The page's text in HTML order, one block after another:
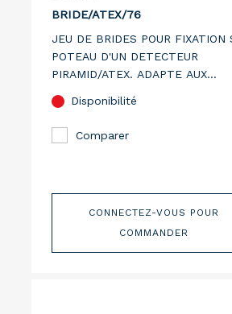
BRIDE/ATEX/76
JEU DE BRIDES POUR FIXATION
POTEAU D'UN DETECTEUR
PIRAMID/ATEX. ADAPTE AUX
Disponibilité
Comparer
CONNECTEZ-VOUS POUR
COMMANDER